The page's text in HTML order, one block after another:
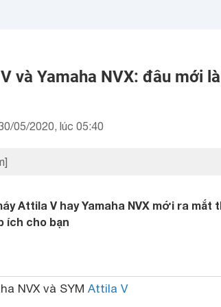
và Yamaha NVX: đâu mới
05/2020, lúc 05:40
Attila V hay Yamaha NVX mới ra mắt
ích cho bạn
NVX và SYM Attila V